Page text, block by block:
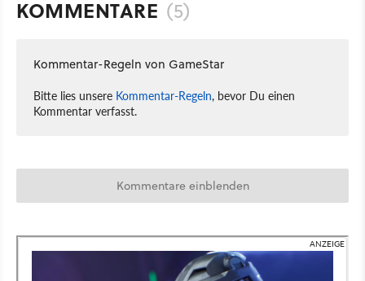
KOMMENTARE (5)
Kommentar-Regeln von GameStar
Bitte lies unsere Kommentar-Regeln, bevor Du einen
Kommentar verfasst.
Kommentare einblenden